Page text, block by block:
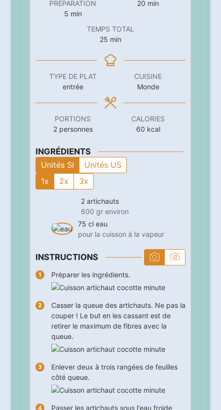
PRÉPARATION
5minutes
min
20 minutes
min
TEMPS TOTAL
25minutes
min
TYPE DE PLAT
entrée
CUISINE
Monde
PORTIONS
2 personnes
CALORIES
60 kcal
INGRÉDIENTS
Unités SI
Unités US
1x
2x 3x
2 artichauts
600 gr environ
75 cl eau
pour la cuisson à la vapeur
INSTRUCTIONS
Préparer les ingrédients.
Casser la queue des artichauts. Ne pas la
couper ! Le but en les cassant est de
retirer le maximum de fibres avec la
queue.
Enlever deux à trois rangées de feuilles
côté queue.
Passer les artichauts sous l'eau froide